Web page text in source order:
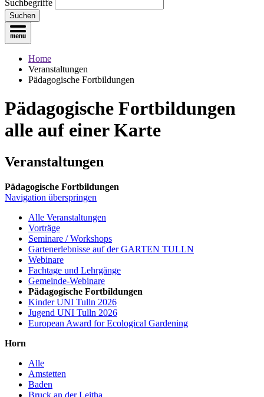
Suchbegriffe
Suchen
Home
Veranstaltungen
Pädagogische Fortbildungen
Pädagogische Fortbildungen
alle auf einer Karte
Veranstaltungen
Pädagogische Fortbildungen
Navigation überspringen
Alle Veranstaltungen
Vorträge
Seminare / Workshops
Gartenerlebnisse auf der GARTEN TULLN
Webinare
Fachtage und Lehrgänge
Gemeinde-Webinare
Pädagogische Fortbildungen
Kinder UNI Tulln 2026
Jugend UNI Tulln 2026
European Award for Ecological Gardening
Horn
Alle
Amstetten
Baden
Bruck an der Leitha